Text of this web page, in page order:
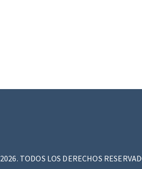
TODOS LOS DERECHOS